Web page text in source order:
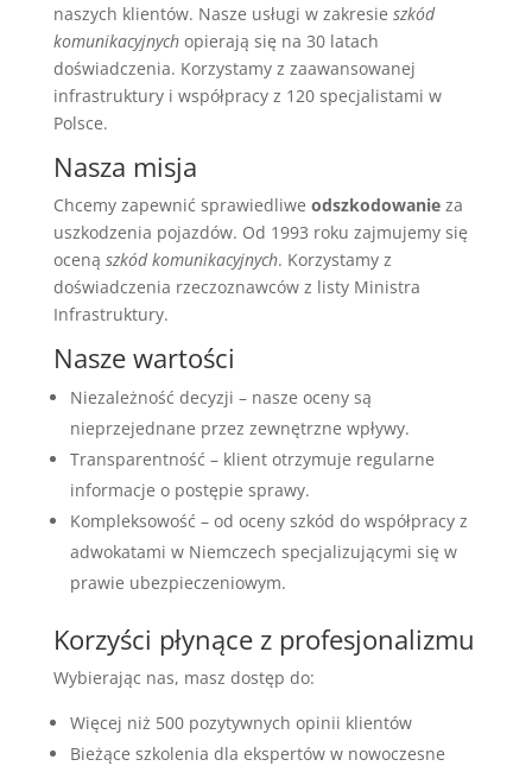
naszych klientów. Nasze usługi w zakresie szkód
komunikacyjnychopierają się na 30 latach
doświadczenia. Korzystamy z zaawansowanej
infrastruktury i współpracy z 120 specjalistami w
Polsce.
Nasza misja
Chcemy zapewnić sprawiedliwe odszkodowanieza
uszkodzenia pojazdów. Od 1993 roku zajmujemy się
oceną szkód komunikacyjnych. Korzystamy z
doświadczenia rzeczoznawców z listy Ministra
Infrastruktury.
Nasze wartości
Niezależność decyzji – nasze oceny są
nieprzejednane przez zewnętrzne wpływy.
Transparentność – klient otrzymuje regularne
informacje o postępie sprawy.
Kompleksowość – od oceny szkód do współpracy z
adwokatami w Niemczech specjalizującymi się w
prawie ubezpieczeniowym.
Korzyści płynące z profesjonalizmu
Wybierając nas, masz dostęp do:
Więcej niż 500 pozytywnych opinii klientów
Bieżące szkolenia dla ekspertów w nowoczesne